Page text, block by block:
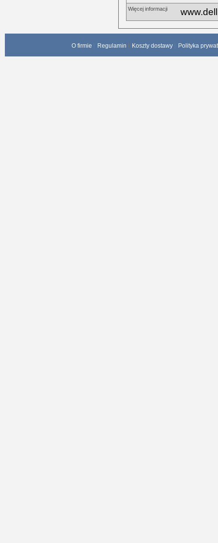
Więcej informacji
O firmie Regulamin Koszty dostawy Polityka